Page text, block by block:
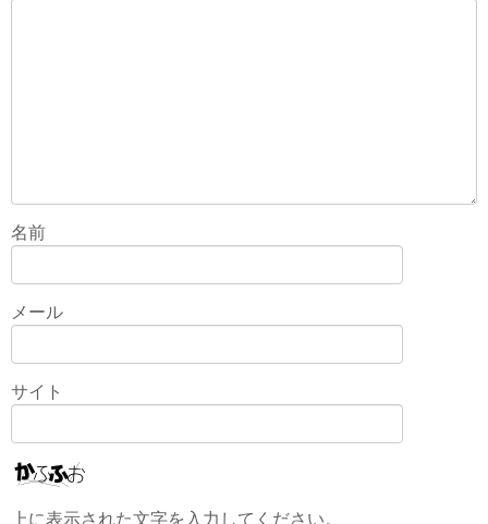
名前
メール
サイト
上に表示された文字を入力してください。